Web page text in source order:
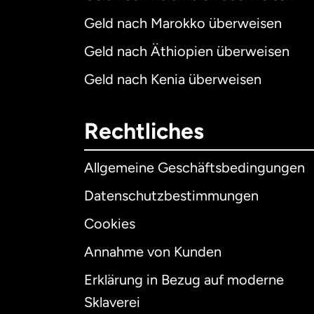
Geld nach Marokko überweisen
Geld nach Äthiopien überweisen
Geld nach Kenia überweisen
Rechtliches
Allgemeine Geschäftsbedingungen
Datenschutzbestimmungen
Cookies
Annahme von Kunden
Erklärung in Bezug auf moderne
Sklaverei